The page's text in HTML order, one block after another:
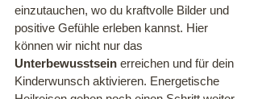
einzutauchen, wo du kraftvolle Bilder und
positive Gefühle erleben kannst. Hier
können wir nicht nur das
Unterbewusstsein erreichen und für dein
Kinderwunsch aktivieren. Energetische